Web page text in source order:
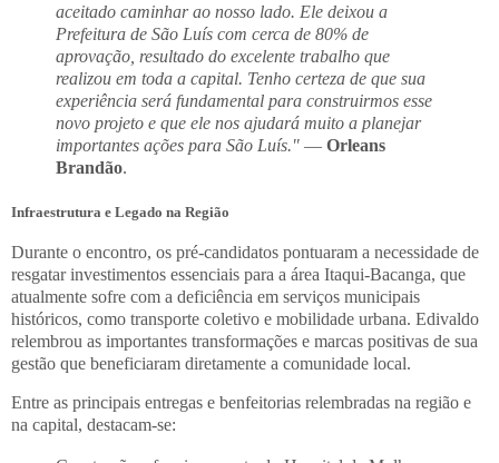
aceitado caminhar ao nosso lado. Ele deixou a
Prefeitura de São Luís com cerca de 80% de
aprovação, resultado do excelente trabalho que
realizou em toda a capital. Tenho certeza de que sua
experiência será fundamental para construirmos esse
novo projeto e que ele nos ajudará muito a planejar
importantes ações para São Luís." — Orleans
Brandão.
Infraestrutura e Legado na Região
Durante o encontro, os pré-candidatos pontuaram a necessidade de
resgatar investimentos essenciais para a área Itaqui-Bacanga, que
atualmente sofre com a deficiência em serviços municipais
históricos, como transporte coletivo e mobilidade urbana. Edivaldo
relembrou as importantes transformações e marcas positivas de sua
gestão que beneficiaram diretamente a comunidade local.
Entre as principais entregas e benfeitorias relembradas na região e
na capital, destacam-se: